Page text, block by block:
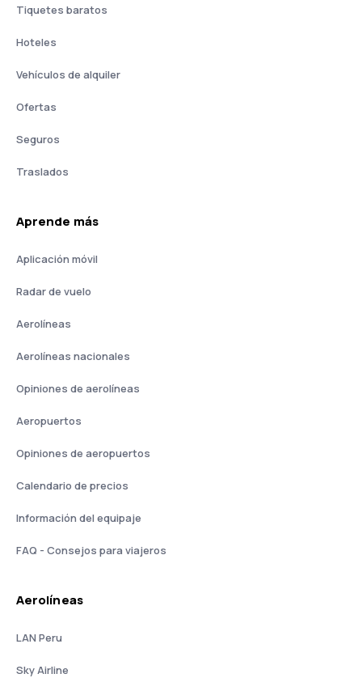
Tiquetes baratos
Hoteles
Vehículos de alquiler
Ofertas
Seguros
Traslados
Aprende más
Aplicación móvil
Radar de vuelo
Aerolíneas
Aerolíneas nacionales
Opiniones de aerolíneas
Aeropuertos
Opiniones de aeropuertos
Calendario de precios
Información del equipaje
FAQ - Consejos para viajeros
Aerolíneas
LAN Peru
Sky Airline